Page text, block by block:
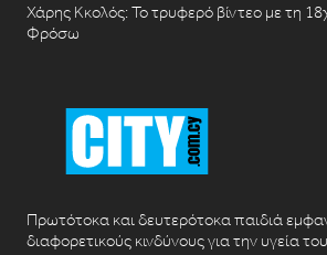
Χάρης Κκολός: Το τρυφερό βίντεο με τη
Φρόσω
Πρωτότοκα και δευτερότοκα παιδιά
διαφορετικούς κινδύνους για την υγεία